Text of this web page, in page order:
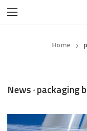
Home ❯
News · packaging